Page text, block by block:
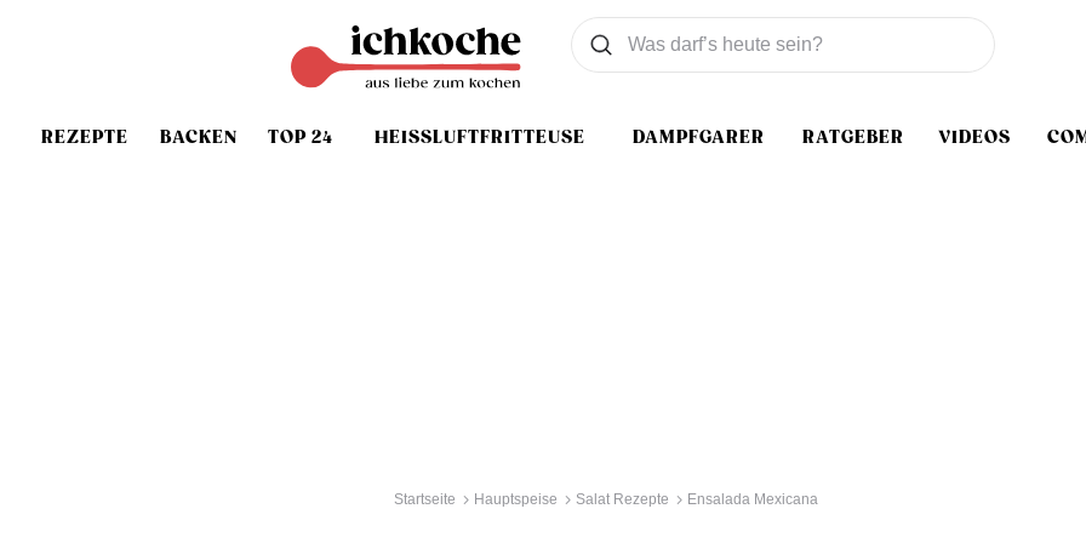
REZEPTE BACKEN TOP 24 HEISSLUFTFRITTEUSE DAMPFGARER RATGEBER VIDEOS
Was wollen Sie suchen
Suchen
Startseite Hauptspeise Salat Rezepte Ensalada Mexicana